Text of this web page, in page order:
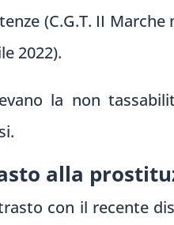
(C.G.T. II Marche
2022).
la non
alla
con il recente